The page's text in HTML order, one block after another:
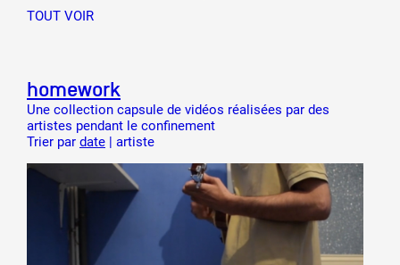
TOUT VOIR
homework
Une collection capsule de vidéos réalisées par des
artistes pendant le confinement
Trier par date | artiste